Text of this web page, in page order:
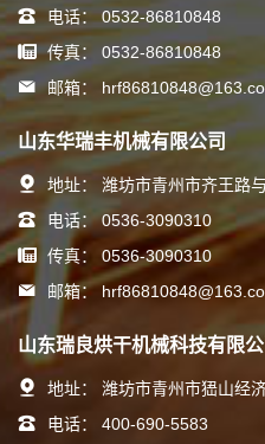
电话： 0532-86810848
传真：
0532-86810848
邮箱：
山东华瑞丰机械有限公司
地址：
潍坊市青州市齐王路
电话： 0536-3090310
传真：
0536-3090310
邮箱：
山东瑞良烘干机械科技有限公
地址：
潍坊市青州市峱山经
电话：
400-690-5583